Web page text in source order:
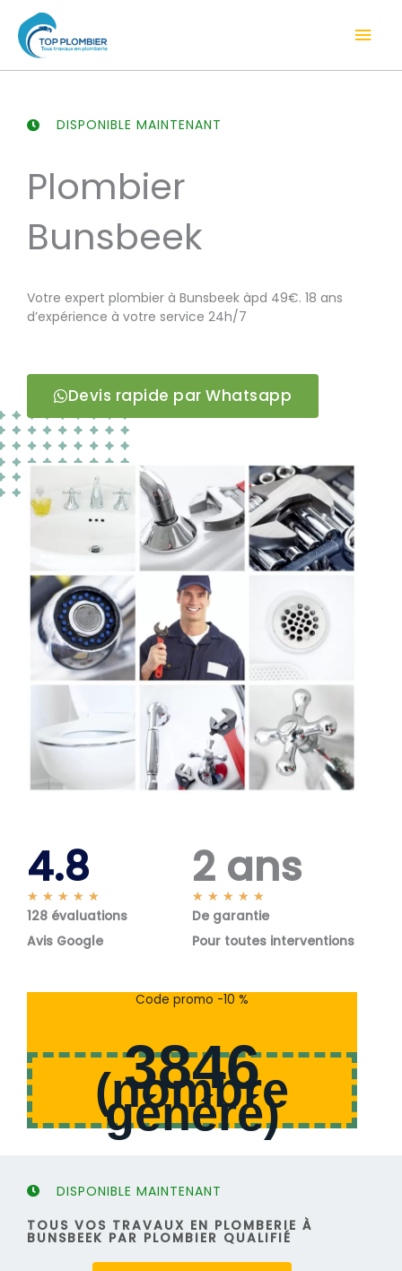
contenu
DISPONIBLE MAINTENANT
Plombier
Bunsbeek
Votre expert plombier à Bunsbeek àpd 49€. 18 ans
d’expérience à votre service 24h/7
Devis rapide par Whatsapp
4.8
★ ★ ★ ★ ★
o
s
128 évaluations
Avis Google
2 ans
★ ★ ★ ★ ★
o
s
De garantie
Pour toutes interventions
Code promo -10 %
3846
(nombre
généré)
DISPONIBLE MAINTENANT
TOUS VOS TRAVAUX EN PLOMBERIE À
BUNSBEEK PAR PLOMBIER QUALIFIÉ